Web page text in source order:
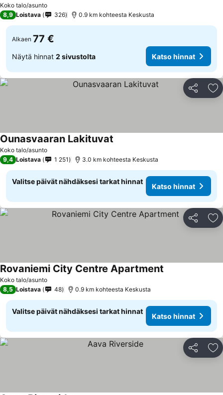
Koko talo/asunto
8,9 Loistava 326 0.9 km kohteesta Keskusta
Alkaen 77 €
Näytä hinnat 2 sivustolta Katso hinnat
Jaa
Koko talo/asunto
Ounasvaaran Lakituvat
9,4 Loistava 1 251 3.0 km kohteesta Keskusta
Valitse päivät nähdäksesi tarkat hinnat
Katso hinnat
Jaa
Koko talo/asunto
Rovaniemi City Centre Apartment
8,5 Loistava 48 0.9 km kohteesta Keskusta
Valitse päivät nähdäksesi tarkat hinnat
Katso hinnat
Jaa